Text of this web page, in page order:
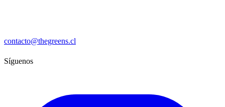
contacto@thegreens.cl
Síguenos